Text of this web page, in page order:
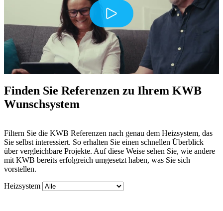
Finden Sie Referenzen zu Ihrem KWB
Wunschsystem
Filtern Sie die KWB Referenzen nach genau dem Heizsystem, das
Sie selbst interessiert. So erhalten Sie einen schnellen Überblick
über vergleichbare Projekte. Auf diese Weise sehen Sie, wie andere
mit KWB bereits erfolgreich umgesetzt haben, was Sie sich
vorstellen.
Heizsystem